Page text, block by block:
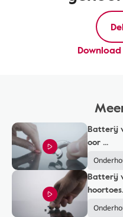
Batterij
oor ...
Batterij